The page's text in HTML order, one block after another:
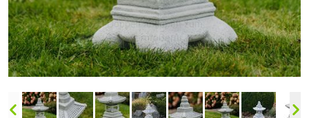
Doppelt antippen zum
vergrößern